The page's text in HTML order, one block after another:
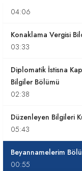
04:06
Konaklama Vergisi
03:33
Diplomatik İstisna
Bilgiler Bölümü
02:38
Düzenleyen Bilgileri
05:43
Beyannamelerim
00:55